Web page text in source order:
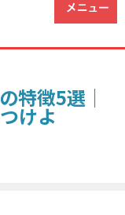
特徴5選｜
けよ